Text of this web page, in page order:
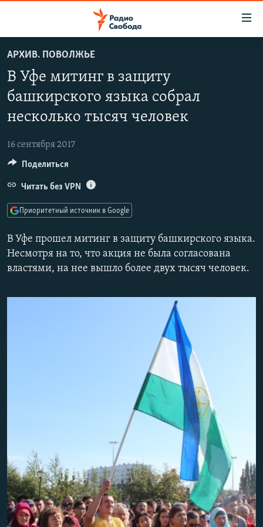
упрощенного
доступа
Вернуться
основному
Вернутся
навигации
Вернутся
поиску
ПОДКАСТЫ
АВТОРСКИЕ ПРОЕКТЫ
МНЕНИЯ
КУЛЬТУРА
IDEL.РЕАЛИИ
КАВКАЗ.РЕАЛИИ
СЕВЕР.РЕАЛИИ
СИБИРЬ.РЕАЛИИ
РАСПИСАНИЕ ВЕЩАНИЯ
ПОДПИШИТЕСЬ НА РАССЫЛКУ
АРХИВ. ПОВОЛЖЬЕ
В Уфе митинг в защиту
башкирского языка собрал
несколько тысяч человек
16 сентября 2017
В Уфе прошел митинг в защиту башкирского языка.
Несмотря на то, что акция не была согласована
властями, на нее вышло более двух тысяч человек.
Поделиться
Читать без VPN
Приоритетный источник в Google